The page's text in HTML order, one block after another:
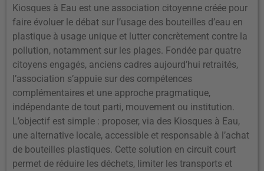
Kiosques à Eau est une association citoyenne créée pour
faire évoluer le débat sur l’usage des bouteilles d’eau en
plastique à usage unique et lutter concrètement contre la
pollution, notamment sur les plages. Fondée par quatre
citoyens engagés, anciens cadres aujourd’hui retraités,
l’association s’appuie sur des compétences
complémentaires et une approche pragmatique,
indépendante de tout parti, mouvement ou institution.
L’objectif est simple : proposer, via des Kiosques à Eau,
une alternative locale, accessible et responsable à l’achat
de bouteilles plastiques. Cette solution en circuit court
permet de réduire les déchets, limiter les transports et